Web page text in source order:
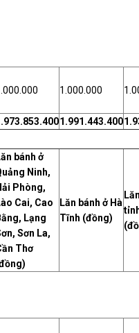
1.000.000
1.991.443.400
bánh ở
Ninh,
Phòng,
Cai, Cao
Lạng
Sơn La,
Thơ
Lăn bánh ở Hà
Tĩnh (đồng)